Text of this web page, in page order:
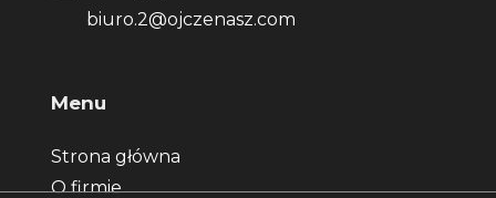
biuro.2@ojczenasz.com
Menu
Strona główna
O firmie